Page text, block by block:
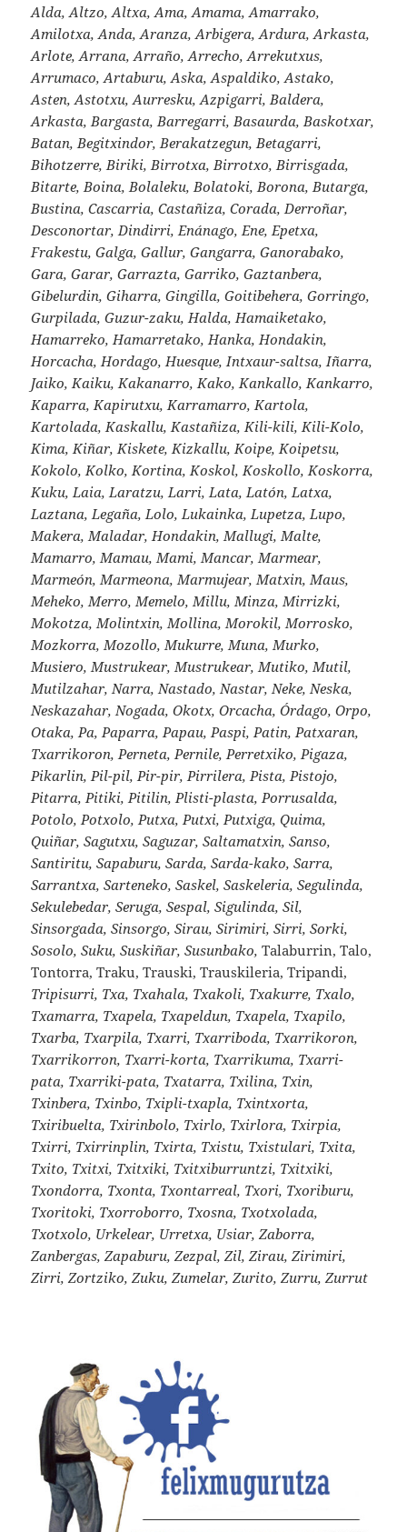
Alda, Altzo, Altxa, Ama, Amama, Amarrako,
Amilotxa, Anda, Aranza, Arbigera, Ardura, Arkasta,
Arlote, Arrana, Arraño, Arrecho, Arrekutxus,
Arrumaco, Artaburu, Aska, Aspaldiko, Astako,
Asten, Astotxu, Aurresku, Azpigarri, Baldera,
Arkasta, Bargasta, Barregarri, Basaurda, Baskotxar,
Batan, Begitxindor, Berakatzegun, Betagarri,
Bihotzerre, Biriki, Birrotxa, Birrotxo, Birrisgada,
Bitarte, Boina, Bolaleku, Bolatoki, Borona, Butarga,
Bustina, Cascarria, Castañiza, Corada, Derroñar,
Desconortar, Dindirri, Enánago, Ene, Epetxa,
Frakestu, Galga, Gallur, Gangarra, Ganorabako,
Gara, Garar, Garrazta, Garriko, Gaztanbera,
Gibelurdin, Giharra, Gingilla, Goitibehera, Gorringo,
Gurpilada, Guzur-zaku, Halda, Hamaiketako,
Hamarreko, Hamarretako, Hanka, Hondakin,
Horcacha, Hordago, Huesque, Intxaur-saltsa, Iñarra,
Jaiko, Kaiku, Kakanarro, Kako, Kankallo, Kankarro,
Kaparra, Kapirutxu, Karramarro, Kartola,
Kartolada, Kaskallu, Kastañiza, Kili-kili, Kili-Kolo,
Kima, Kiñar, Kiskete, Kizkallu, Koipe, Koipetsu,
Kokolo, Kolko, Kortina, Koskol, Koskollo, Koskorra,
Kuku, Laia, Laratzu, Larri, Lata, Latón, Latxa,
Laztana, Legaña, Lolo, Lukainka, Lupetza, Lupo,
Makera, Maladar, Hondakin, Mallugi, Malte,
Mamarro, Mamau, Mami, Mancar, Marmear,
Marmeón, Marmeona, Marmujear, Matxin, Maus,
Meheko, Merro, Memelo, Millu, Minza, Mirrizki,
Mokotza, Molintxin, Mollina, Morokil, Morrosko,
Mozkorra, Mozollo, Mukurre, Muna, Murko,
Musiero, Mustrukear, Mustrukear, Mutiko, Mutil,
Mutilzahar, Narra, Nastado, Nastar, Neke, Neska,
Neskazahar, Nogada, Okotx, Orcacha, Órdago, Orpo,
Otaka, Pa, Paparra, Papau, Paspi, Patin, Patxaran,
Txarrikoron, Perneta, Pernile, Perretxiko, Pigaza,
Pikarlin, Pil-pil, Pir-pir, Pirrilera, Pista, Pistojo,
Pitarra, Pitiki, Pitilin, Plisti-plasta, Porrusalda,
Potolo, Potxolo, Putxa, Putxi, Putxiga, Quima,
Quiñar, Sagutxu, Saguzar, Saltamatxin, Sanso,
Santiritu, Sapaburu, Sarda, Sarda-kako, Sarra,
Sarrantxa, Sarteneko, Saskel, Saskeleria, Segulinda,
Sekulebedar, Seruga, Sespal, Sigulinda, Sil,
Sinsorgada, Sinsorgo, Sirau, Sirimiri, Sirri, Sorki,
Sosolo, Suku, Suskiñar, Susunbako, Talaburrin, Talo,
Tontorra, Traku, Trauski, Trauskileria, Tripandi,
Tripisurri, Txa, Txahala, Txakoli, Txakurre, Txalo,
Txamarra, Txapela, Txapeldun, Txapela, Txapilo,
Txarba, Txarpila, Txarri, Txarriboda, Txarrikoron,
Txarrikorron, Txarri-korta, Txarrikuma, Txarri-
pata, Txarriki-pata, Txatarra, Txilina, Txin,
Txinbera, Txinbo, Txipli-txapla, Txintxorta,
Txiribuelta, Txirinbolo, Txirlo, Txirlora, Txirpia,
Txirri, Txirrinplin, Txirta, Txistu, Txistulari, Txita,
Txito, Txitxi, Txitxiki, Txitxiburruntzi, Txitxiki,
Txondorra, Txonta, Txontarreal, Txori, Txoriburu,
Txoritoki, Txorroborro, Txosna, Txotxolada,
Txotxolo, Urkelear, Urretxa, Usiar, Zaborra,
Zanbergas, Zapaburu, Zezpal, Zil, Zirau, Zirimiri,
Zirri, Zortziko, Zuku, Zumelar, Zurito, Zurru, Zurrut